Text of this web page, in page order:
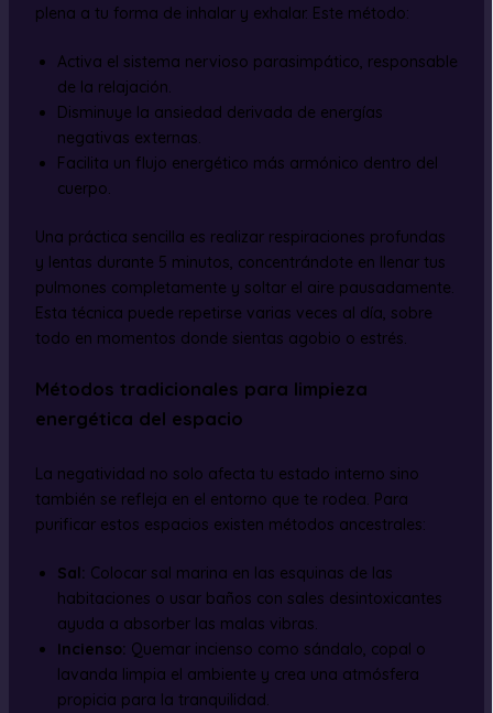
plena a tu forma de inhalar y exhalar. Este método:
Activa el sistema nervioso parasimpático, responsable
de la relajación.
Disminuye la ansiedad derivada de energías
negativas externas.
Facilita un flujo energético más armónico dentro del
cuerpo.
Una práctica sencilla es realizar respiraciones profundas
y lentas durante 5 minutos, concentrándote en llenar tus
pulmones completamente y soltar el aire pausadamente.
Esta técnica puede repetirse varias veces al día, sobre
todo en momentos donde sientas agobio o estrés.
Métodos tradicionales para limpieza
energética del espacio
La negatividad no solo afecta tu estado interno sino
también se refleja en el entorno que te rodea. Para
purificar estos espacios existen métodos ancestrales:
Sal: Colocar sal marina en las esquinas de las
habitaciones o usar baños con sales desintoxicantes
ayuda a absorber las malas vibras.
Incienso: Quemar incienso como sándalo, copal o
lavanda limpia el ambiente y crea una atmósfera
propicia para la tranquilidad.